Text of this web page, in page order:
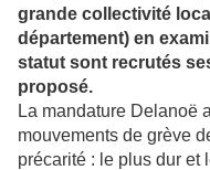
grande collectivité
département) en
statut sont recrutés
proposé.
La mandature Delanoë
mouvements de grève
précarité : le plus dur et